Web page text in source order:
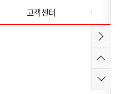
고객센터